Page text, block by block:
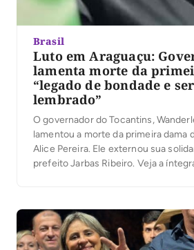
Brasil
Luto em Araguaçu:
lamenta morte da
“legado de bondade e
lembrado”
O governador do Tocantins,
lamentou a morte da primeira dama
Alice Pereira. Ele externou sua
prefeito Jarbas Ribeiro. Veja a
aos 61 anos, primeira-dama de